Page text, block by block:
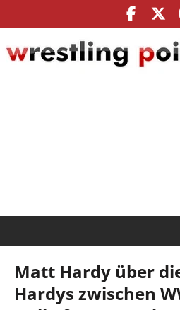
Matt Hardy über
Hardys zwischen